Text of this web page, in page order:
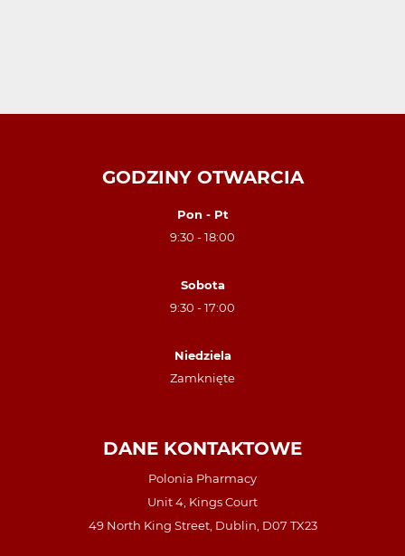
GODZINY OTWARCIA
Pon - Pt
9:30 - 18:00
Sobota
9:30 - 17:00
Niedziela
Zamknięte
DANE KONTAKTOWE
Polonia Pharmacy
Unit 4, Kings Court
49 North King Street, Dublin, D07 TX23